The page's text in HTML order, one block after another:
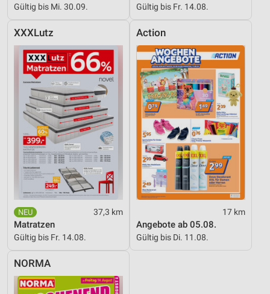
Gültig bis Mi. 30.09. Gültig bis Fr. 14.08.
XXXLutz
37,3 km
Matratzen
Gültig bis Fr. 14.08.
Action
17 km
Angebote ab 05.08.
Gültig bis Di. 11.08.
NORMA